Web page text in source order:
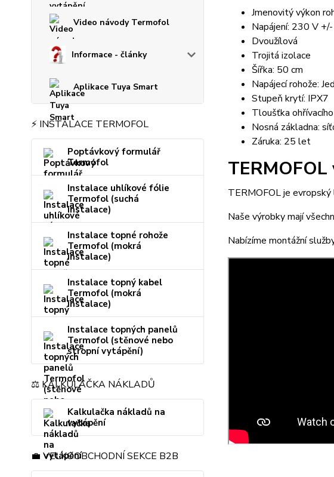
Video návody Termofol
Informace - články
Aplikace Tuya Smart
⚡ INSTALACE TERMOFOL
Poptávkový formulář
Termofol
Instalace uhlíkové fólie
Termofol (suchá
instalace)
Instalace topné rohože
Termofol (mokrá
instalace)
Instalace topný kabel
Termofol (mokrá
instalace)
Instalace topných panelů
Termofol (stěnové nebo
stropní vytápění)
⚖️ KALKULAČKA NÁKLADŮ
Kalkulačka nákladů na
vytápění
💼 VELKOOBCHODNÍ SEKCE B2B
Jmenovitý výkon
Napájení: 230 V
Dvoužílová
Trojitá izolace
Šířka: 50 cm
Napájecí rohože:
Stupeň krytí: IPX7
Tloušťka
Nosná základna:
Záruka: 25 let
TERMOFOL je
Naše výrobky mají
Nabízíme montážní